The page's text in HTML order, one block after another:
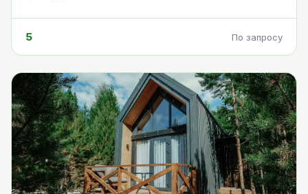
5 По запросу